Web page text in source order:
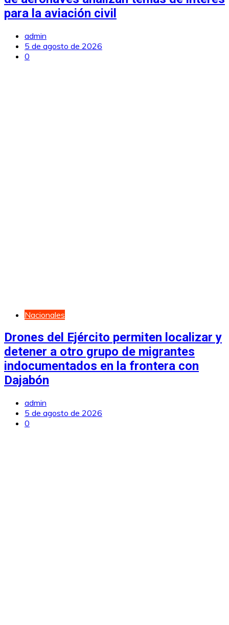
para la aviación civil
admin
5 de agosto de 2026
0
Nacionales
Drones del Ejército permiten localizar y
detener a otro grupo de migrantes
indocumentados en la frontera con
Dajabón
admin
5 de agosto de 2026
0